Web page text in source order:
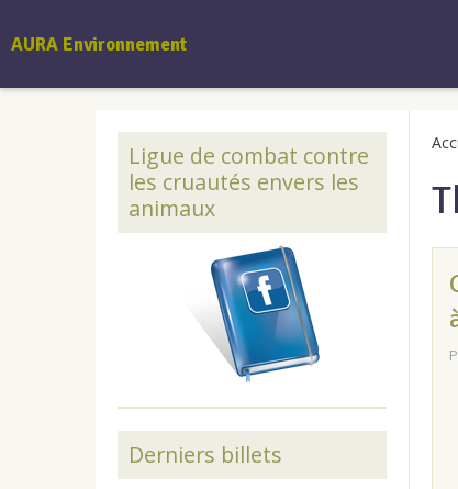
AURA Environnement
Ligue de combat contre
les cruautés envers les
animaux
Derniers billets